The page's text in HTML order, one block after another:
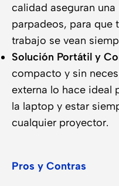
calidad aseguran
parpadeos, para que
trabajo se vean
Solución Portátil y
compacto y sin
externa lo hace ideal
la laptop y estar
cualquier proyector.
Pros y Contras